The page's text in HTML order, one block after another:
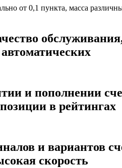
от 0,1 пункта, масса
и пополнении
в рейтингах
и вариантов
скорость